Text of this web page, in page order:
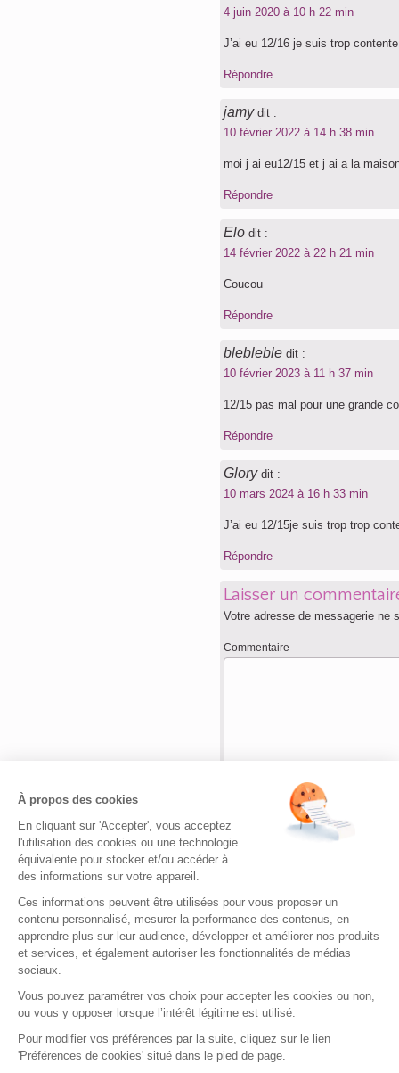
4 juin 2020 à 10 h 22 min
J’ai eu 12/16 je suis trop
Répondre
jamy dit :
10 février 2022 à 14 h 38 min
moi j ai eu12/15 et j ai a la
Répondre
Elo dit :
14 février 2022 à 22 h 21 min
Coucou
Répondre
blebleble dit :
10 février 2023 à 11 h 37 min
12/15 pas mal pour une grande
Répondre
Glory dit :
10 mars 2024 à 16 h 33 min
J’ai eu 12/15je suis trop trop
Répondre
Laisser un
Votre adresse de messagerie ne
Commentaire
Adresse de messagerie
Quizz.fr - de nombreux quizz gratuits pour
À propos des cookies
En cliquant sur 'Accepter', vous acceptez
l'utilisation des cookies ou une technologie
équivalente pour stocker et/ou accéder à
des informations sur votre appareil.
Ces informations peuvent être utilisées pour vous proposer un
contenu personnalisé, mesurer la performance des contenus, en
apprendre plus sur leur audience, développer et améliorer nos produits
et services, et également autoriser les fonctionnalités de médias
sociaux.
Vous pouvez paramétrer vos choix pour accepter les cookies ou non,
ou vous y opposer lorsque l’intérêt légitime est utilisé.
Pour modifier vos préférences par la suite, cliquez sur le lien
'Préférences de cookies' situé dans le pied de page.